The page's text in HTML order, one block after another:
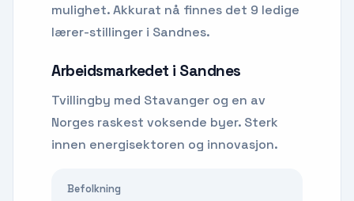
mulighet.Akkurat nå finnes det 9 ledige
lærer-stillinger i Sandnes.
Arbeidsmarkedet i Sandnes
Tvillingby med Stavanger og en av
Norges raskest voksende byer. Sterk
innen energisektoren og innovasjon.
Befolkning